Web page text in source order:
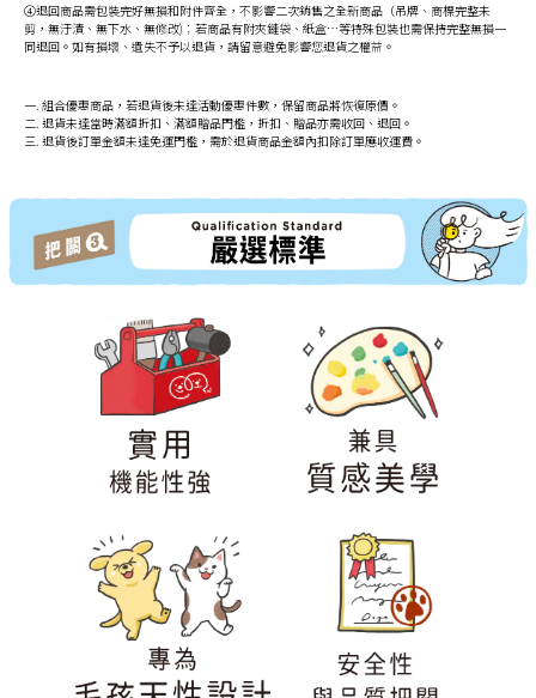
④退回商品需包裝完好無損和附件齊全，不影響二次銷售之全新商品（吊牌、商標完整未
剪，無汙漬、無下水、無修改)；若商品有附夾鏈袋、紙盒…等特殊包裝也需保持完整無損一
同退回。如有損壞、遺失不予以退貨，請留意避免影響您退貨之權益。
一. 組合優惠商品，若退貨後未達活動優惠件數，保留商品將恢復原價。
二. 退貨未達當時滿額折扣、滿額贈品門檻，折扣、贈品亦需收回、退回。
三. 退貨後訂單金額未達免運門檻，需於退貨商品金額內扣除訂單應收運費。